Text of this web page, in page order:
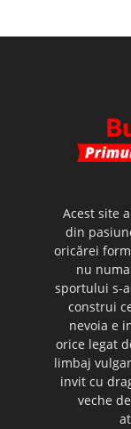
Acest site
din
oricărei
nu
sportului s-
construi
nevoia e
orice legat
limbaj
invit cu
veche